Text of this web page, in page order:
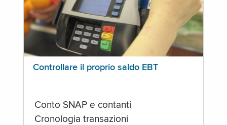
Controllare il proprio saldo EBT
Conto SNAP e contanti
Cronologia transazioni